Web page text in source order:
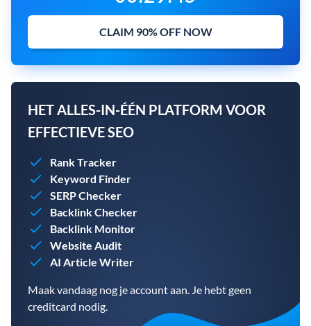
CLAIM 90% OFF NOW
HET ALLES-IN-ÉÉN PLATFORM VOOR
EFFECTIEVE SEO
Rank Tracker
Keyword Finder
SERP Checker
Backlink Checker
Backlink Monitor
Website Audit
AI Article Writer
Maak vandaag nog je account aan. Je hebt geen
creditcard nodig.